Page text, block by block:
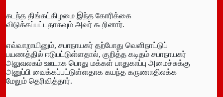
கடந்த திங்கட்கிழமை இந்த கோரிக்கை
விடுக்கப்பட்டதாகவும் அவர் கூறினார்.
எவ்வாறாயினும், சபாநாயகர் தற்போது வெளிநாட்டுப்
பயணத்தில் ஈடுபட்டுள்ளதால், குறித்த கடிதம் சபாநாயகர்
அலுவலகம் ஊடாக பொது மக்கள் பாதுகாப்பு அமைச்சுக்கு
அனுப்பி வைக்கப்பட்டுள்ளதாக கயந்த கருணாதிலக்க
மேலும் தெரிவித்தார்.